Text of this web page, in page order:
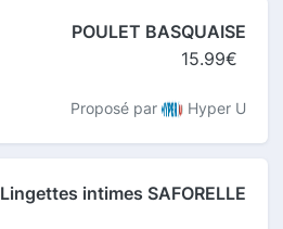
POULET BASQUAISE
15.99€
Proposé par Hyper U
Lingettes intimes SAFORELLE